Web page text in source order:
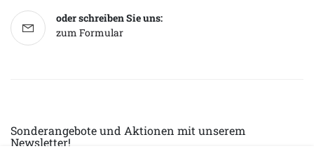
oder schreiben Sie uns:
zum Formular
Sonderangebote und Aktionen mit unserem
Newsletter!